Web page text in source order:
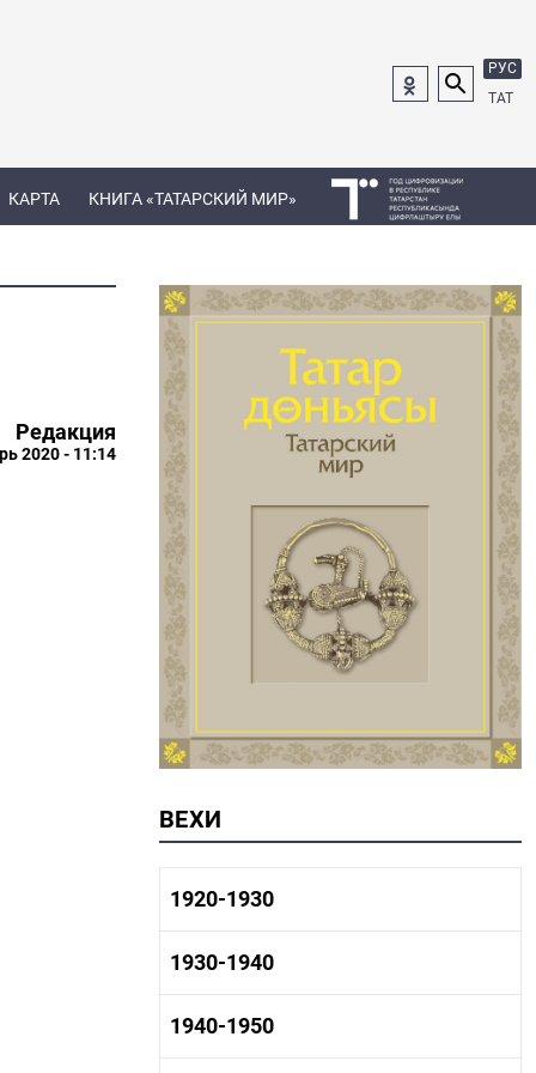
РУС
ТАТ
КАРТА КНИГА «ТАТАРСКИЙ МИР»
Редакция
2020 - 11:14
ВЕХИ
1920-1930
1920-1930 история
1920-1930 культура
1930-1940
1930-1940 история
1930-1940 культура
1940-1950